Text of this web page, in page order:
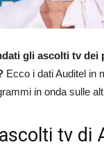
gli ascolti tv
Ecco i dati Auditel in
in onda sulle
tv di